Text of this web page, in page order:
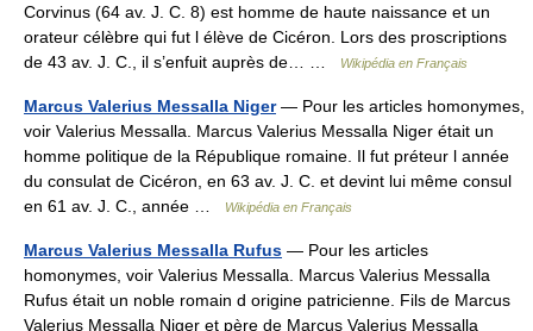
Corvinus (64 av. J. C. 8) est homme de haute naissance et un
orateur célèbre qui fut l élève de Cicéron. Lors des proscriptions
de 43 av. J. C., il s’enfuit auprès de… …
Wikipédia en Français
Marcus Valerius Messalla Niger— Pour les articles homonymes,
voir Valerius Messalla. Marcus Valerius Messalla Niger était un
homme politique de la République romaine. Il fut préteur l année
du consulat de Cicéron, en 63 av. J. C. et devint lui même consul
en 61 av. J. C., année …
Wikipédia en Français
Marcus Valerius Messalla Rufus — Pour les articles
homonymes, voir Valerius Messalla. Marcus Valerius Messalla
Rufus était un noble romain d origine patricienne. Fils de Marcus
Valerius Messalla Niger et père de Marcus Valerius Messalla